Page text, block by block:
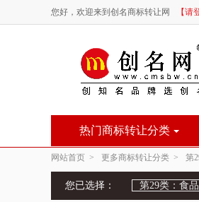
您好，欢迎来到创名商标转让网 【请
热门商标转让分类
网站首页 > 更多商标转让分类 > 第
您已选择： 第29类：食